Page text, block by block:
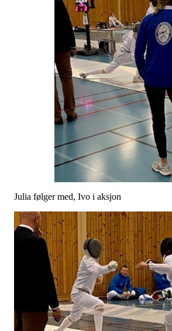
Julia følger med, Ivo i aksjon